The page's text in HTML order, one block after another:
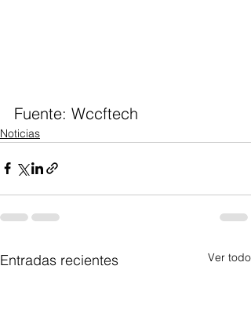
Fuente: Wccftech
Noticias
Entradas recientes Ver todo